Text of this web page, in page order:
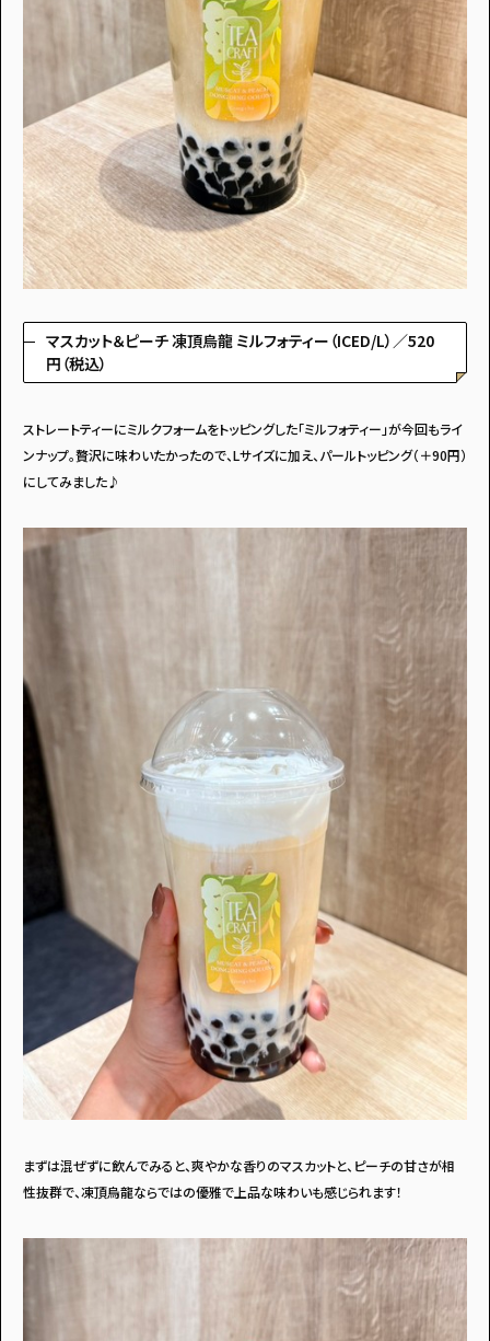
マスカット＆ピーチ 凍頂烏龍 ミルフォティー（ICED/L）／520
円（税込）
ストレートティーにミルクフォームをトッピングした「ミルフォティー」が今回もライ
ンナップ。贅沢に味わいたかったので、Lサイズに加え、パールトッピング（＋90円）
にしてみました♪
まずは混ぜずに飲んでみると、爽やかな香りのマスカットと、ピーチの甘さが相
性抜群で、凍頂烏龍ならではの優雅で上品な味わいも感じられます！